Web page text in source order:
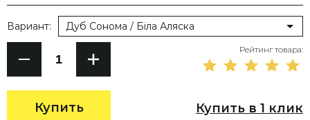
Купить
Вариант: Дуб Сонома / Біла Аляска
Рейтинг товара:
Купить в 1 клик